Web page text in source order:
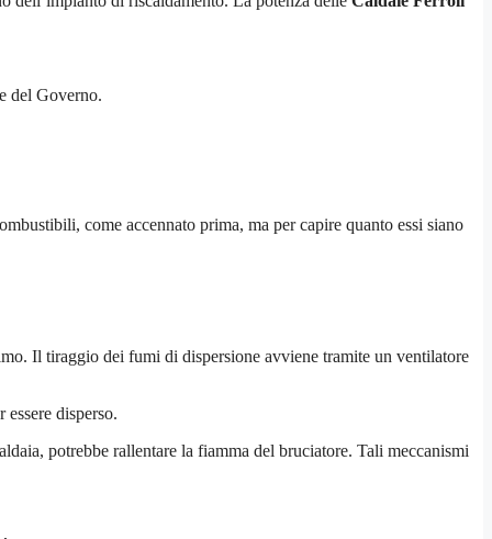
del Governo.
come accennato prima, ma per capire quanto essi siano
Il tiraggio dei fumi di dispersione avviene tramite un ventilatore
disperso.
potrebbe rallentare la fiamma del bruciatore. Tali meccanismi